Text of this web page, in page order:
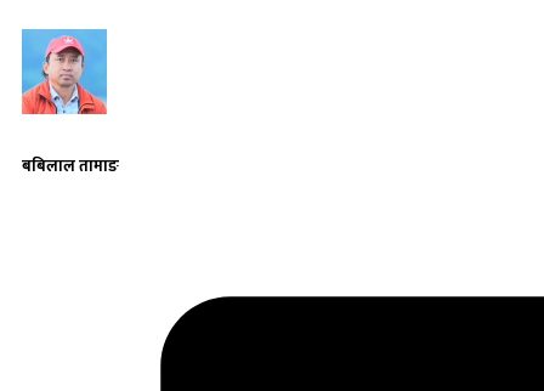
बबिलाल तामाङ